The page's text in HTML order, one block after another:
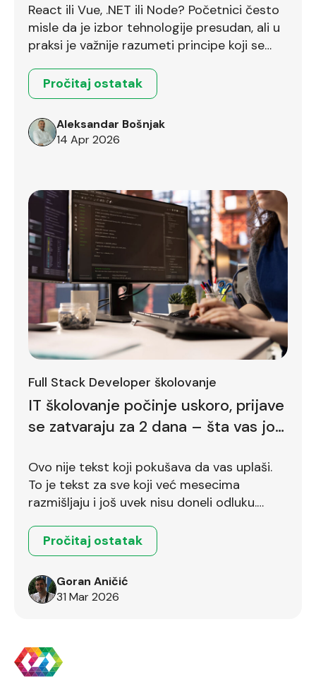
React ili Vue, .NET ili Node? Početnici često
misle da je izbor tehnologije presudan, ali u
praksi je važnije razumeti principe koji se
Pročitaj ostatak
Aleksandar Bošnjak
14 Apr 2026
Full Stack Developer školovanje
IT školovanje počinje uskoro, prijave
se zatvaraju za 2 dana – šta vas još
Ovo nije tekst koji pokušava da vas uplaši.
To je tekst za sve koji već mesecima
razmišljaju i još uvek nisu doneli odluku.
Pročitaj ostatak
Goran Aničić
31 Mar 2026